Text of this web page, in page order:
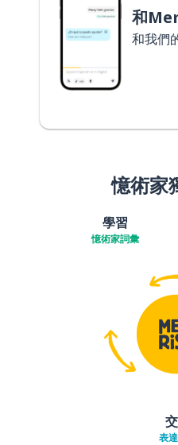
和
和我們
憶術家
學習
憶術家詞彙
表